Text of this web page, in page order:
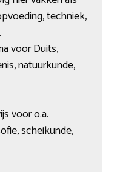
techniek,
voor Duits,
natuurkunde,
voor o.a.
scheikunde,